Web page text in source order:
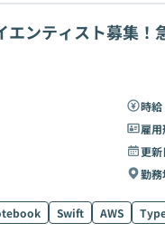
エンティスト募集！
時
雇
更新
勤務
Swift AWS